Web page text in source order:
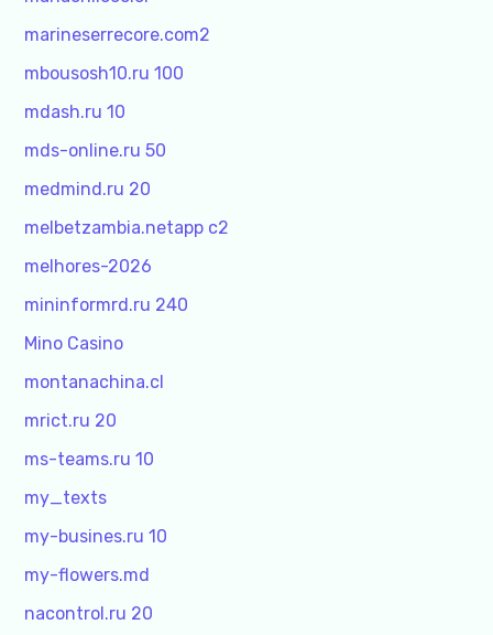
marineserrecore.com2
mbousosh10.ru 100
mdash.ru 10
mds-online.ru 50
medmind.ru 20
melbetzambia.netapp c2
melhores-2026
mininformrd.ru 240
Mino Casino
montanachina.cl
mrict.ru 20
ms-teams.ru 10
my_texts
my-busines.ru 10
my-flowers.md
nacontrol.ru 20